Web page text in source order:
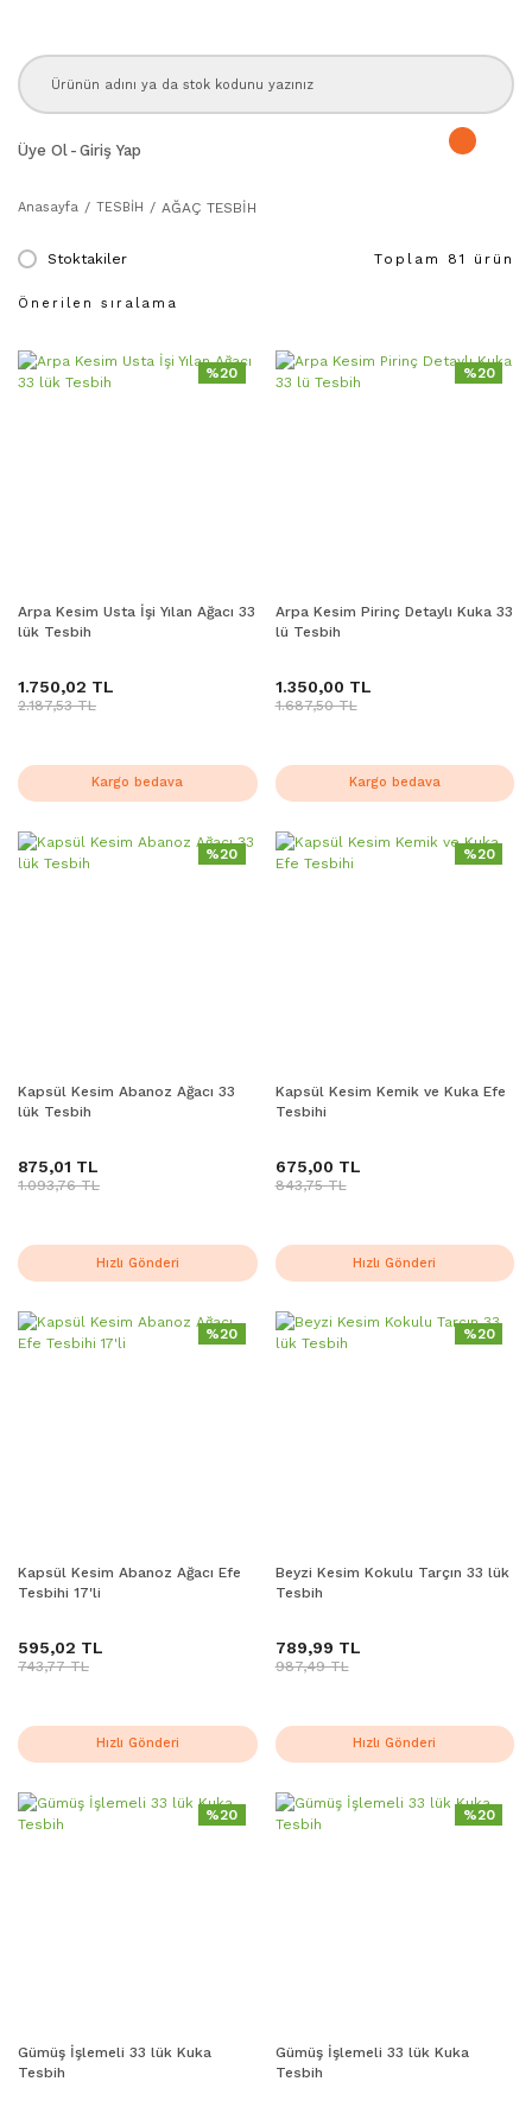
Üye Ol - Giriş Yap
Anasayfa TESBİH AĞAÇ TESBİH
Stoktakiler Toplam 81 ürün
%20
Arpa Kesim Usta İşi Yılan Ağacı 33
lük Tesbih
1.750,02 TL
2.187,53 TL
Kargo bedava
%20
Arpa Kesim Pirinç Detaylı Kuka 33
lü Tesbih
1.350,00 TL
1.687,50 TL
Kargo bedava
%20
Kapsül Kesim Abanoz Ağacı 33
lük Tesbih
875,01 TL
1.093,76 TL
Hızlı Gönderi
%20
Kapsül Kesim Kemik ve Kuka Efe
Tesbihi
675,00 TL
843,75 TL
Hızlı Gönderi
%20
Kapsül Kesim Abanoz Ağacı Efe
Tesbihi 17'li
595,02 TL
743,77 TL
Hızlı Gönderi
%20
Beyzi Kesim Kokulu Tarçın 33 lük
Tesbih
789,99 TL
987,49 TL
Hızlı Gönderi
%20
Gümüş İşlemeli 33 lük Kuka
Tesbih
%20
Gümüş İşlemeli 33 lük Kuka
Tesbih